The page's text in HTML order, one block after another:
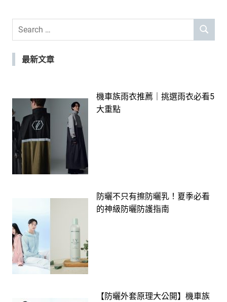
Search
SEARCH
最新文章
機車族雨衣推薦｜挑選雨衣必看5
大重點
防曬不只有擦防曬乳！夏季必看
的神級防曬防護指南
【防曬外套原理大公開】機車族